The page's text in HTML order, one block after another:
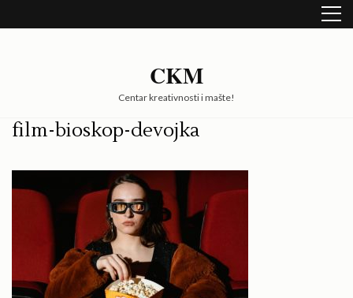
to
CKM
Centar kreativnosti i mašte!
film-bioskop-devojka